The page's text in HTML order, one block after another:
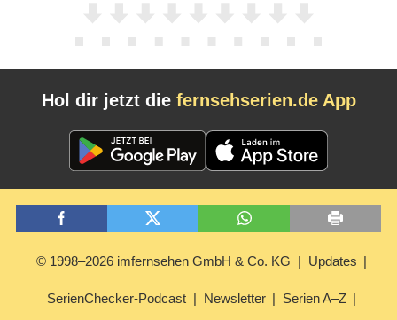
Hol dir jetzt die fernsehserien.de App
© 1998–2026 imfernsehen GmbH & Co. KG Updates
SerienChecker-Podcast Newsletter Serien A–Z